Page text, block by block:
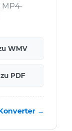
MP4-
WMV
PDF
→